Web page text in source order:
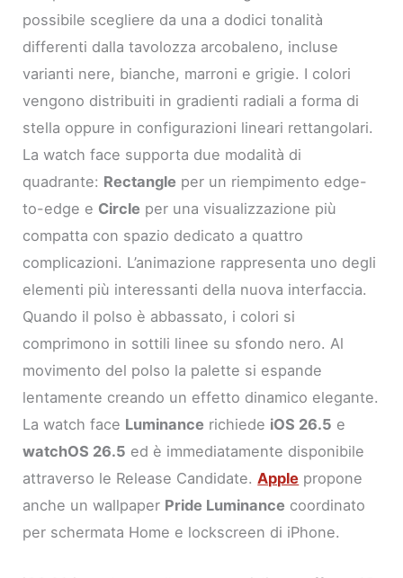
possibile scegliere da una a dodici tonalità
differenti dalla tavolozza arcobaleno, incluse
varianti nere, bianche, marroni e grigie. I colori
vengono distribuiti in gradienti radiali a forma di
stella oppure in configurazioni lineari rettangolari.
La watch face supporta due modalità di
quadrante: Rectangle per un riempimento edge-
to-edge e Circle per una visualizzazione più
compatta con spazio dedicato a quattro
complicazioni. L’animazione rappresenta uno degli
elementi più interessanti della nuova interfaccia.
Quando il polso è abbassato, i colori si
comprimono in sottili linee su sfondo nero. Al
movimento del polso la palette si espande
lentamente creando un effetto dinamico elegante.
La watch face Luminance richiede iOS 26.5 e
watchOS 26.5 ed è immediatamente disponibile
attraverso le Release Candidate.Apple propone
anche un wallpaper Pride Luminance coordinato
per schermata Home e lockscreen di iPhone.